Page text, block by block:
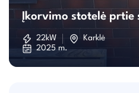
Įkorvimo stotelė prtie
22kW
Karklė
2025 m.